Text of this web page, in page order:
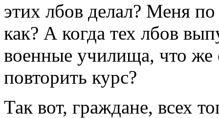
этих лбов делал? Меня
как? А когда тех лбов
военные училища, что же
повторить курс?
Так вот, граждане, всех